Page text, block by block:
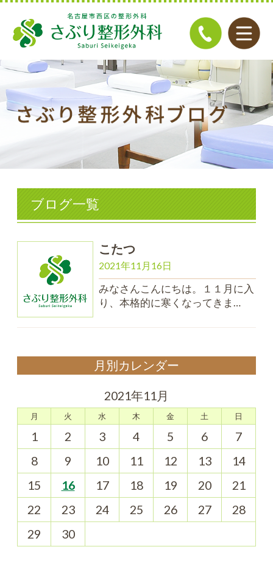
ブログ一覧
こたつ
2021年11月16日
みなさんこんにちは。１１月に入
り、本格的に寒くなってきま…
月別カレンダー
2021年11月
月 火 水 木 金 土 日
1 2 3 4 5 6
7
8
9 10 11 12 13
14
15
16 17 18 19 20
21
22
23 24 25 26 27
28
29
30